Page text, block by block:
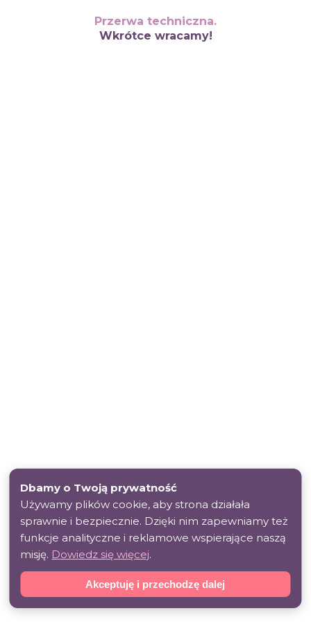
Dbamy o Twoją prywatność
Używamy plików cookie, aby strona działała
sprawnie i bezpiecznie. Dzięki nim zapewniamy też
funkcje analityczne i reklamowe wspierające naszą
misję. Dowiedz się więcej.
Akceptuję i przechodzę dalej
Przerwa techniczna.
Wkrótce wracamy!